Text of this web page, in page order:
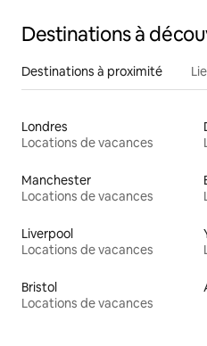
Destinations à
Destinations à proximité
Londres
Locations de vacances
Manchester
Locations de vacances
Liverpool
Locations de vacances
Bristol
Locations de vacances